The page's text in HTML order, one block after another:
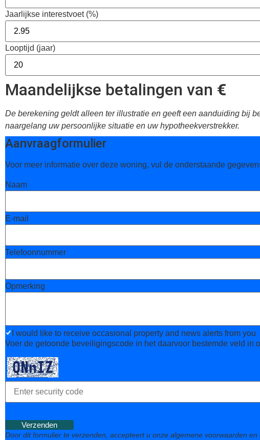
Jaarlijkse interestvoet (%)
Looptijd (jaar)
Maandelijkse betalingen van €
De berekening geldt alleen ter illustratie en geeft een aanduiding bij
naargelang uw persoonlijke situatie en uw hypotheekverstrekker.
Aanvraagformulier
Voor meer informatie over deze woning, vul de onderstaande
Naam
E-mail
Telefoonnummer
Opmerking
I would like to receive occasional property and news alerts from you
Voer de getoonde beveiligingscode in het daarvoor bestemde veld in
Door dit formulier te verzenden, accepteert u onze algemene voorwaarden en